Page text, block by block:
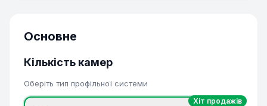
Основне
Кількість камер
Оберіть тип профільної системи
Хіт продажів